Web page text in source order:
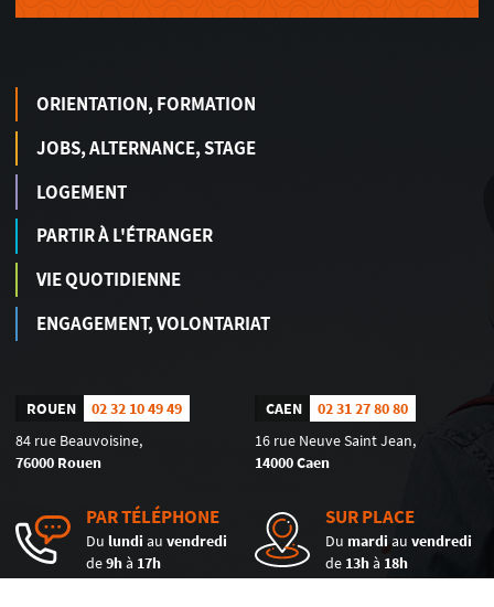
ORIENTATION, FORMATION
JOBS, ALTERNANCE, STAGE
LOGEMENT
PARTIR À L'ÉTRANGER
VIE QUOTIDIENNE
ENGAGEMENT, VOLONTARIAT
ROUEN
02 32 10 49 49
84 rue Beauvoisine,
76000 Rouen
CAEN
02 31 27 80 80
16 rue Neuve Saint Jean,
14000 Caen
PAR TÉLÉPHONE
Du lundi au vendredi
de9hà 17h
SUR PLACE
Du mardi au vendredi
de 13hà 18h